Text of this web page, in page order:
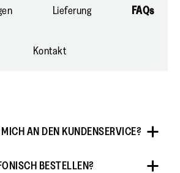
Lieferung FAQs
Kontakt
AN DEN KUNDENSERVICE?
BESTELLEN?